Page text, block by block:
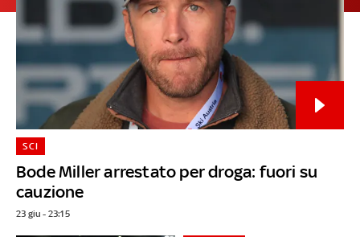
Bode Miller arrestato per droga: fuori su
cauzione
SCI
23 giu - 23:15